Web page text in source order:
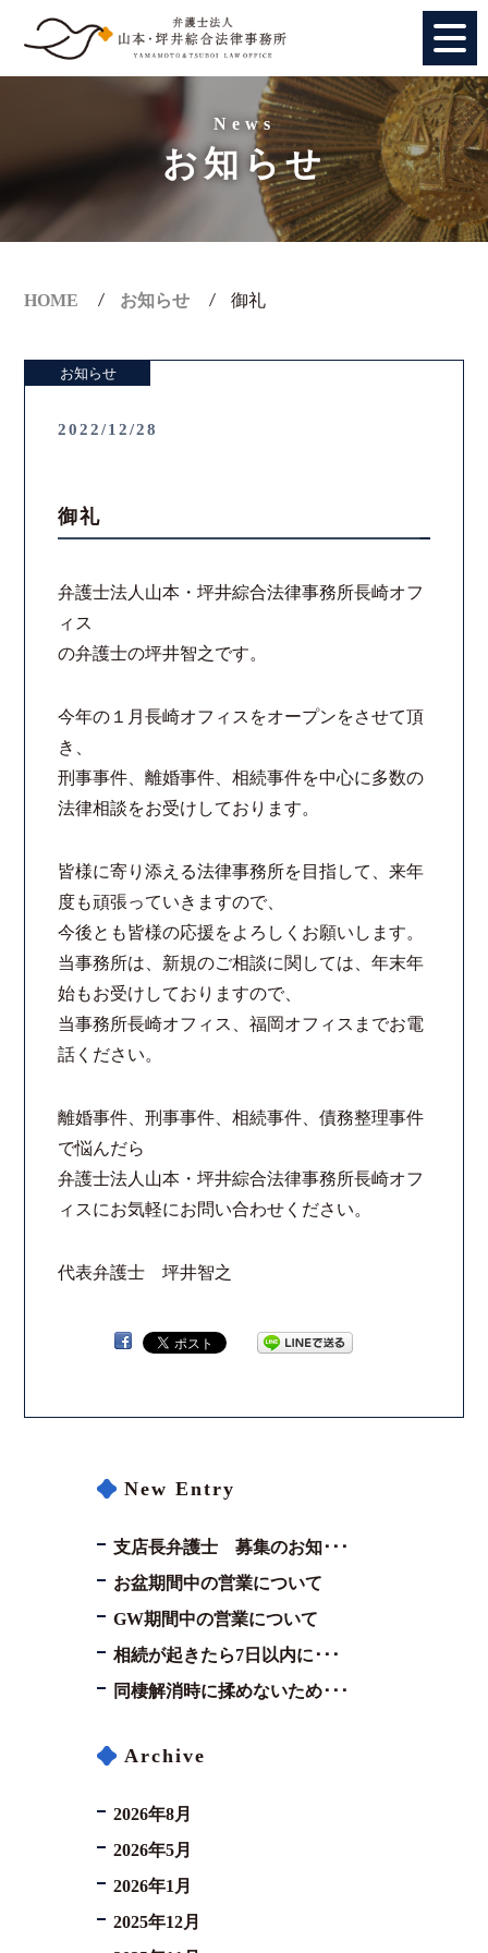
法人のお客様
ご相談の流れ
弁護士費用
解決事例
お客様の声
スタッフインタビュー
カウンセリング
法律相談継続サポートプラン
リモート相談
お知らせ
弁護士ブログ
資料ダウンロード
お問い合わせフォーム
プライバシーポリシー
お電話はこちらから
News
お知らせ
HOME お知らせ 御礼
お知らせ
2022/12/28
御礼
弁護士法人山本・坪井綜合法律事務所長崎オフ
ィス
の弁護士の坪井智之です。
今年の１月長崎オフィスをオープンをさせて頂
き、
刑事事件、離婚事件、相続事件を中心に多数の
法律相談をお受けしております。
皆様に寄り添える法律事務所を目指して、来年
度も頑張っていきますので、
今後とも皆様の応援をよろしくお願いします。
当事務所は、新規のご相談に関しては、年末年
始もお受けしておりますので、
当事務所長崎オフィス、福岡オフィスまでお電
話ください。
離婚事件、刑事事件、相続事件、債務整理事件
で悩んだら
弁護士法人山本・坪井綜合法律事務所長崎オフ
ィスにお気軽にお問い合わせください。
代表弁護士 坪井智之
New Entry
支店長弁護士 募集のお知･･･
お盆期間中の営業について
GW期間中の営業について
相続が起きたら7日以内に･･･
同棲解消時に揉めないため･･･
Archive
2026年8月
2026年5月
2026年1月
2025年12月